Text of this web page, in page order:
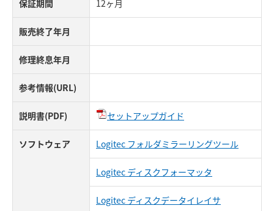
保証期間 12ヶ月
販売終了年月
修理終息年月
参考情報(URL)
説明書(PDF) セットアップガイド
ソフトウェア Logitec フォルダミラーリングツール
Logitec ディスクフォーマッタ
Logitec ディスクデータイレイサ